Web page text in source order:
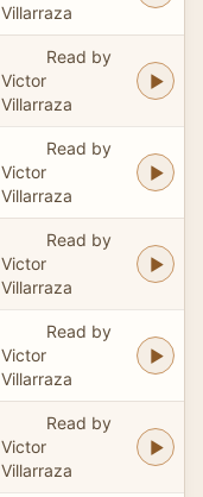
Villarraza
Read by
Victor
Villarraza
Read by
Victor
Villarraza
Read by
Victor
Villarraza
Read by
Victor
Villarraza
Read by
Victor
Villarraza